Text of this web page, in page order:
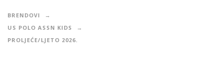
BRENDOVI
US POLO ASSN KIDS
PROLJEĆE/LJETO 2026.